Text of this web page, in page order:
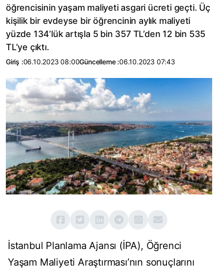
öğrencisinin yaşam maliyeti asgari ücreti geçti. Üç
kişilik bir evdeyse bir öğrencinin aylık maliyeti
yüzde 134’lük artışla 5 bin 357 TL’den 12 bin 535
TL’ye çıktı.
Giriş :06.10.2023 08:00Güncelleme :06.10.2023 07:43
İstanbul Planlama Ajansı (İPA), Öğrenci
Yaşam Maliyeti Araştırması’nın sonuçlarını